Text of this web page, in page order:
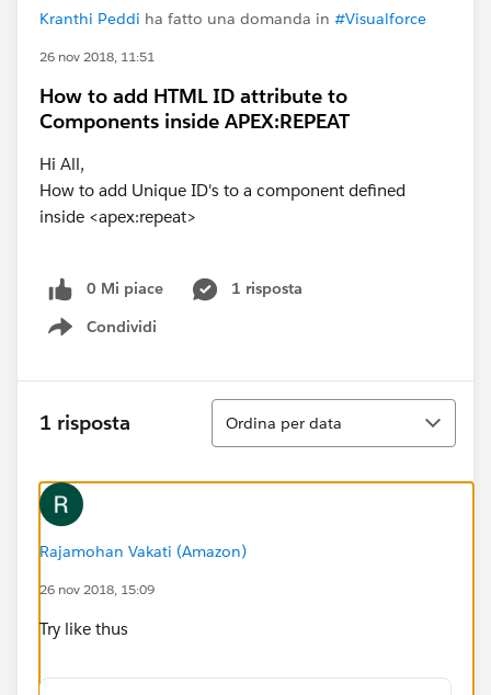
Kranthi Peddi ha fatto una domanda in #Visualforce
26 nov 2018, 11:51
How to add HTML ID attribute to
Components inside APEX:REPEAT
Hi All,
How to add Unique ID's to a component defined
inside <apex:repeat>
0 Mi piace
1 risposta
Condividi
Show menu
1 risposta
Ordina
Ordina per data
Rajamohan Vakati (Amazon)
26 nov 2018, 15:09
Try like thus